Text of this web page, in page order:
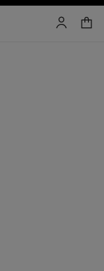
cuenta
carrito